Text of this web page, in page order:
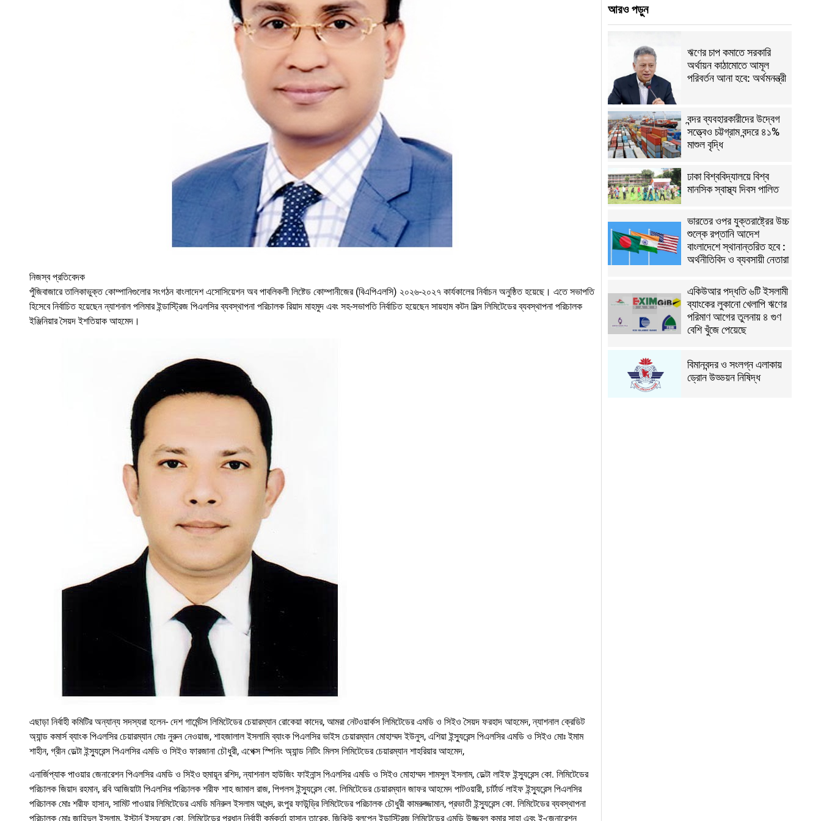
নিজস্ব প্রতিবেদক
পুঁজিবাজারে তালিকাভুক্ত কোম্পানিগুলোর সংগঠন বাংলাদেশ এসোসিয়েশন অব পাবলিকলী লিষ্টেড কোম্পানীজের (বিএপিএলসি) ২০২৬-২০২৭ কার্যকালের নির্বাচন অনুষ্ঠিত হয়েছে। এতে সভাপতি
হিসেবে নির্বাচিত হয়েছেন ন্যাশনাল পলিমার ইন্ডাস্ট্রিজ পিএলসির ব্যবস্থাপনা পরিচালক রিয়াদ মাহমুদ এবং সহ-সভাপতি নির্বাচিত হয়েছেন সায়হাম কটন মিল্স লিমিটেডের ব্যবস্থাপনা পরিচালক
ইঞ্জিনিয়ার সৈয়দ ইশতিয়াক আহমেদ।
এছাড়া নির্বাহী কমিটির অন্যান্য সদস্যরা হলেন- দেশ গার্মেন্টস লিমিটেডের চেয়ারম্যান রোকেয়া কাদের, আমরা নেটওয়ার্কস লিমিটেডের এমডি ও সিইও সৈয়দ ফরহাদ আহমেদ, ন্যাশনাল ক্রেডিট
অ্যান্ড কমার্স ব্যাংক পিএলসির চেয়ারম্যান মোঃ নুরুন নেওয়াজ, শাহজালাল ইসলামি ব্যাংক পিএলসির ভাইস চেয়ারম্যান মোহাম্মদ ইউনুস, এশিয়া ইন্স্যুরেন্স পিএলসির এমডি ও সিইও মোঃ ইমাম
শাহীন, গ্রীন ডেল্টা ইন্স্যুরেন্স পিএলসির এমডি ও সিইও ফারজানা চৌধুরী, এপেক্স স্পিনিং অ্যান্ড নিটিং মিলস লিমিটেডের চেয়ারম্যান শাহরিয়ার আহমেদ,
এনার্জিপ্যাক পাওয়ার জেনারেশন পিএলসির এমডি ও সিইও হুমায়ূন রশিদ, ন্যাশনাল হাউজিং ফাইনান্স পিএলসির এমডি ও সিইও মোহাম্মদ শামসুল ইসলাম, ডেল্টা লাইফ ইন্স্যুরেন্স কো. লিমিটেডের
পরিচালক জিয়াদ রহমান, রবি আজিয়াটা পিএলসির পরিচালক শরীফ শাহ জামাল রাজ, পিপলস ইন্স্যুরেন্স কো. লিমিটেডের চেয়ারম্যান জাফর আহমেদ পাটওয়ারী, চার্টার্ড লাইফ ইন্স্যুরেন্স পিএলসির
পরিচালক মোঃ শরীফ হাসান, সামিট পাওয়ার লিমিটেডের এমডি মনিরুল ইসলাম আখন্দ, রংপুর ফাউন্ড্রি লিমিটেডের পরিচালক চৌধুরী কামরুজ্জামান, প্রভাতী ইন্স্যুরেন্স কো. লিমিটেডের ব্যবস্থাপনা
পরিচালক মোঃ জাহিদুল ইসলাম, ইস্টার্ন ইন্স্যুরেন্স কো. লিমিটেডের প্রধান নির্বাহী কর্মকর্তা হাসান তারেক, জিকিউ বলপেন ইন্ডাস্ট্রিজ লিমিটেডের এমডি উজ্জ্বল কুমার সাহা এবং ই-জেনারেশন
আরও পড়ুন
ঋণের চাপ কমাতে সরকারি
অর্থায়ন কাঠামোতে আমূল
পরিবর্তন আনা হবে: অর্থমনন্ত্রী
বন্দর ব্যবহারকারীদের উদ্বেগ
সত্ত্বেও চট্টগ্রাম বন্দরে ৪১%
মাশুল বৃদ্ধি
ঢাকা বিশ্ববিদ্যালয়ে বিশ্ব
মানসিক স্বাস্থ্য দিবস পালিত
ভারতের ওপর যুক্তরাষ্ট্রের উচ্চ
শুল্কে রপ্তানি আদেশ
বাংলাদেশে স্থানান্তরিত হবে :
অর্থনীতিবিদ ও ব্যবসায়ী নেতারা
একিউআর পদ্ধতি ৬টি ইসলামী
ব্যাংকের লুকানো খেলাপি ঋণের
পরিমাণ আগের তুলনায় ৪ গুণ
বেশি খুঁজে পেয়েছে
বিমানবন্দর ও সংলগ্ন এলাকায়
ড্রোন উড্ডয়ন নিষিদ্ধ